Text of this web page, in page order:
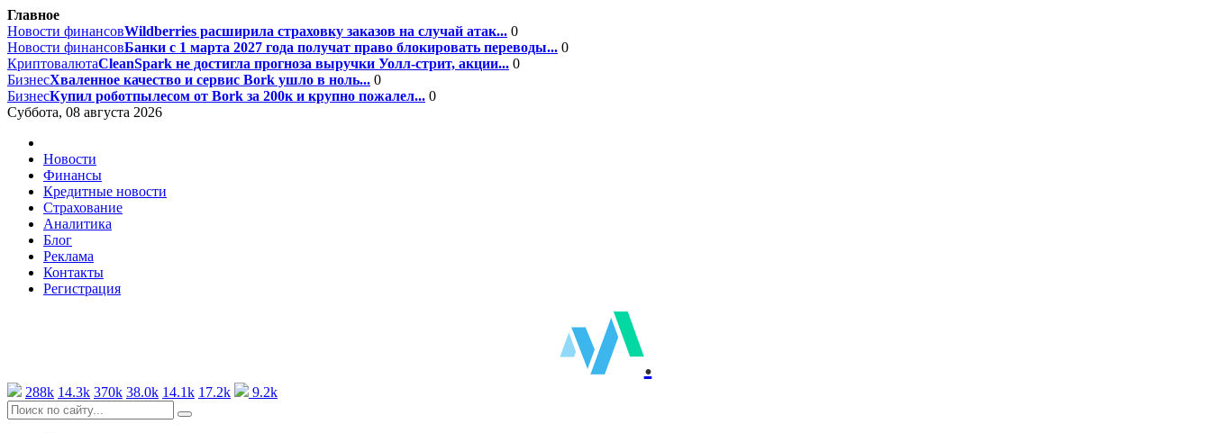
Главное
Новости финансовWildberries расширила страховку заказов на случай атак... 0
Новости финансовБанки с 1 марта 2027 года получат право блокировать переводы... 0
КриптовалютаCleanSpark не достигла прогноза выручки Уолл-стрит, акции... 0
БизнесХваленное качество и сервис Bork ушло в ноль... 0
БизнесКупил роботпылесом от Bork за 200к и крупно пожалел... 0
Суббота, 08 августа 2026
Новости
Финансы
Кредитные новости
Страхование
Аналитика
Блог
Реклама
Контакты
Регистрация
.
288k 14.3k 370k 38.0k 14.1k 17.2k 9.2k